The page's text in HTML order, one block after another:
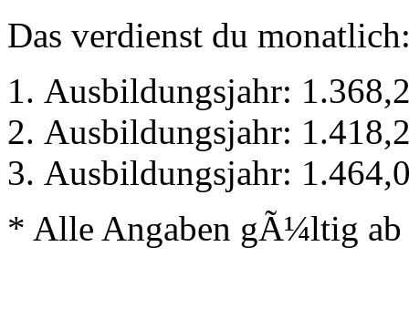
Das verdienst du
Ausbildungsjahr:
Ausbildungsjahr:
Ausbildungsjahr:
* Alle Angaben gÃ¼ltig